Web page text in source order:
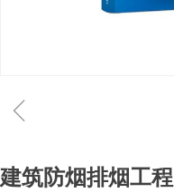
ꁆ
建筑防烟排烟工程